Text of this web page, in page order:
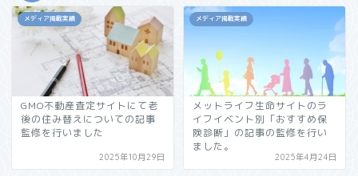
メディア掲載実績
GMO不動産査定サイトにて老
後の住み替えについての記事
監修を行いました
2025年10月29日
メディア掲載実績
メットライフ生命サイトのラ
イフイベント別「おすすめ保
険診断」の記事の監修を行い
ました。
2025年4月24日